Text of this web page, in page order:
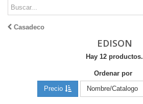
Casadeco
EDISON
Hay 12 productos.
Ordenar por
Precio
Nombre/Catalogo